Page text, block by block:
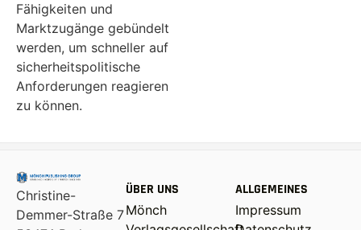
Fähigkeiten und
Marktzugänge gebündelt
werden, um schneller auf
sicherheitspolitische
Anforderungen reagieren
zu können.
Christine-
Demmer-Straße 7
ÜBER UNS
Mönch
ALLGEMEINES
Impressum